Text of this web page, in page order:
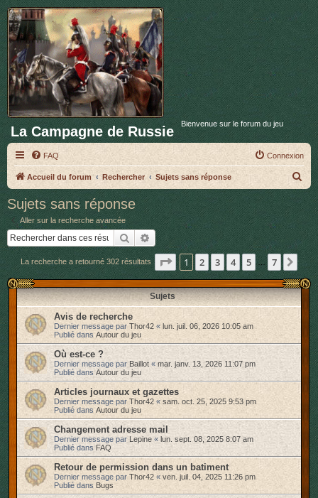
La Campagne de Russie Bienvenue sur le forum du jeu
FAQ Connexion
Accueil du forum Rechercher Sujets sans réponse
e
c
c
Sujets sans réponse
Aller sur la recherche avancée
RechercherRecherche avancée
La recherche a retourné 302 résultats Page 1sur7
1 2 3 4 5 7
Sujets
Avis de recherche
Dernier message par Thor42 « lun. juil. 06, 2026 10:05 am
Publié dans Autour du jeu
Où est-ce ?
Dernier message parBaillot « mar. janv. 13, 2026 11:07 pm
Publié dans Autour du jeu
Articles journaux et gazettes
Dernier message par Thor42 « sam. oct. 25, 2025 9:53 pm
Publié dans Autour du jeu
Changement adresse mail
Dernier message parLepine « lun. sept. 08, 2025 8:07 am
Publié dans FAQ
Retour de permission dans un batiment
Dernier message par Thor42 « ven. juil. 04, 2025 11:26 pm
Publié dans Bugs